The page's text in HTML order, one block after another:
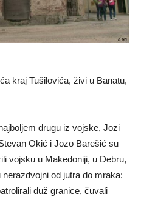
kraj Tušilovića, živi u Banatu,
drugu iz vojske, Jozi
Okić i Jozo Barešić su
vojsku u Makedoniji, u Debru,
od jutra do mraka:
duž granice, čuvali